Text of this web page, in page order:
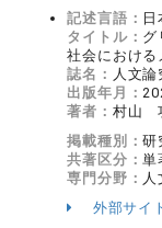
記述言語： 日
タイトル： グ
社会における
誌名： 人文
出版年月：
著者： 村山
掲載種別：研
共著区分：単
専門分野：
外部サイ